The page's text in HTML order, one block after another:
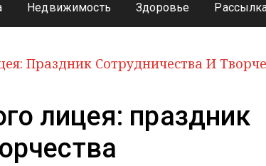
Недвижимость Здоровье
Праздник Сотрудничества И
лицея: праздник